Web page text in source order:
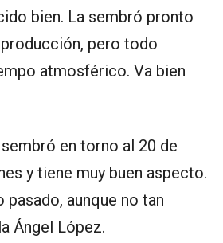
bien. La sembró pronto
pero todo
atmosférico. Va bien
en torno al 20 de
y tiene muy buen aspecto.
pasado, aunque no tan
Ángel López.